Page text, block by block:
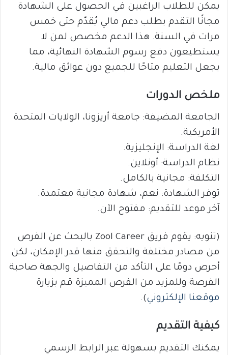
يمكن للطلاب الراغبين في الحصول على الشهادة
مجانًا التقدم بطلب دعم مالي يُقدّم حتى خمس
مرات في السنة. هذا الدعم مخصص لمن لا
يستطيعون دفع رسوم الشهادة النهائية، مما
يجعل التعليم متاحًا للجميع دون عوائق مالية.
ملخص الدورات
الجامعة المضيفة: جامعة أريزونا، الولايات المتحدة
الأمريكية.
لغة الدراسة: الإنجليزية.
نظام الدراسة: أونلاين.
التكلفة: مجانية بالكامل.
توفر الشهادة: نعم، شهادة مجانية معتمدة.
آخر موعد للتقديم: مفتوح الآن.
(تنويه: يقوم فريق Zool Career بالبحث عن الفرص
من مصادر مختلفة والتحقق منها قدر الإمكان، لكن
أحرص دومًا على التأكد من التفاصيل والجهة صاحبة
الفرصة وللمزيد من الفرص المميزة قم بزيارة
موقعنا الإلكتروني).
كيفية التقديم
يمكنك التقديم بسهولة عبر الرابط الرسمي